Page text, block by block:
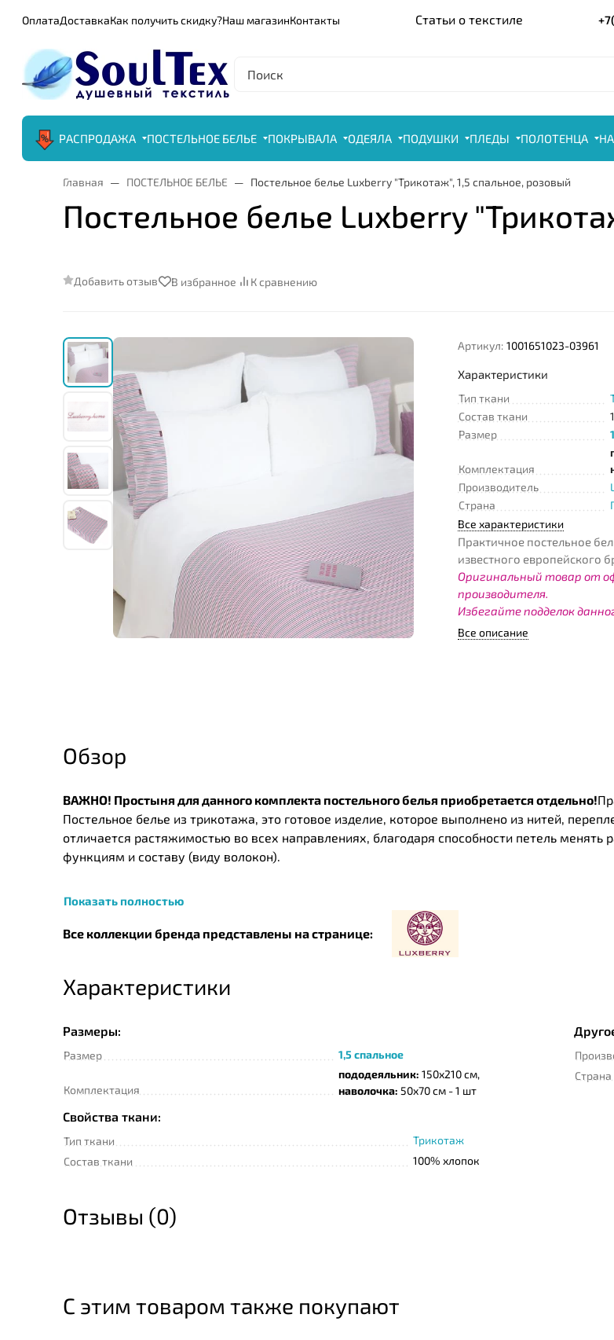
ОплатаДоставкаКак получить скидку?Наш магазинКонтакты Статьи о текстиле
РАСПРОДАЖА ПОСТЕЛЬНОЕ БЕЛЬЕ ПОКРЫВАЛА ОДЕЯЛА ПОДУШКИ ПЛЕДЫ ПОЛОТЕНЦА
Главная ПОСТЕЛЬНОЕ БЕЛЬЕ Постельное белье Luxberry "Трикотаж", 1,5 спальное, розовый
Постельное белье Luxberry
Добавить отзыв В избранное К сравнению
Артикул: 1001651023-03961
Характеристики
Тип ткани
Состав ткани
Размер
Комплектация
Производитель
Страна
Все характеристики
Практичное постельное
известного европейского
Оригинальный товар от
производителя.
Избегайте подделок
Все описание
Обзор
ВАЖНО! Простыня для данного комплекта постельного белья приобретается отдельно!
Постельное белье из трикотажа, это готовое изделие, которое выполнено из нитей,
отличается растяжимостью во всех направлениях, благодаря способности петель
функциям и составу (виду волокон).
Показать полностью
Все коллекции бренда представлены на странице:
Характеристики
Размеры:
Размер 1,5 спальное
Комплектация
пододеяльник: 150x210 см,
наволочка: 50x70 см - 1 шт
Свойства ткани:
Тип ткани
Трикотаж
Состав ткани
100% хлопок
Страна
Отзывы (0)
С этим товаром также покупают